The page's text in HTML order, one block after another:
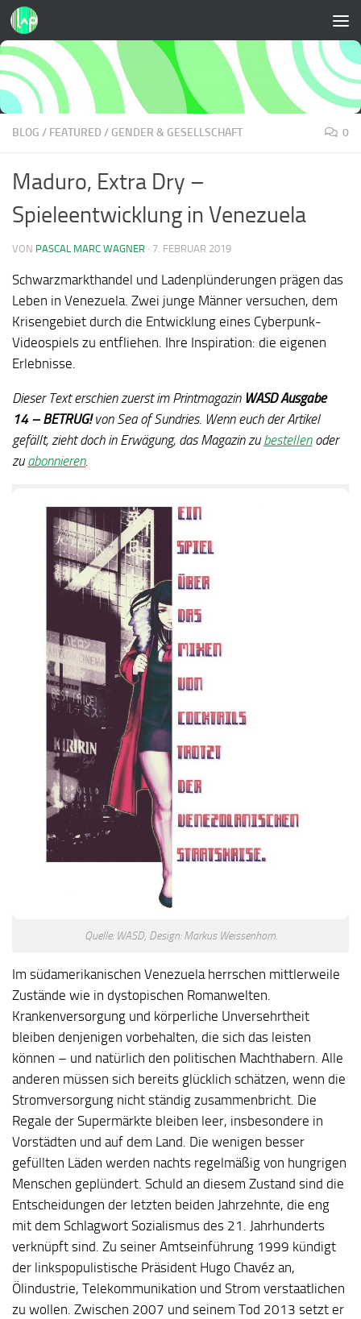
Zum Inhalt springen
BLOG / FEATURED / GENDER & GESELLSCHAFT 0
Maduro, Extra Dry –
Spieleentwicklung in Venezuela
VON PASCAL MARC WAGNER · 7. FEBRUAR 2019
Schwarzmarkthandel und Ladenplünderungen prägen das
Leben in Venezuela. Zwei junge Männer versuchen, dem
Krisengebiet durch die Entwicklung eines Cyberpunk-
Videospiels zu entfliehen. Ihre Inspiration: die eigenen
Erlebnisse.
Dieser Text erschien zuerst im Printmagazin WASD Ausgabe
14 –BETRUG!von Sea of Sundries. Wenn euch der Artikel
gefällt, zieht doch in Erwägung, das Magazin zu bestellenoder
zu abonnieren.
Quelle: WASD, Design: Markus Weissenhorn.
Im südamerikanischen Venezuela herrschen mittlerweile
Zustände wie in dystopischen Romanwelten.
Krankenversorgung und körperliche Unversehrtheit
bleiben denjenigen vorbehalten, die sich das leisten
können – und natürlich den politischen Machthabern. Alle
anderen müssen sich bereits glücklich schätzen, wenn die
Stromversorgung nicht ständig zusammenbricht. Die
Regale der Supermärkte bleiben leer, insbesondere in
Vorstädten und auf dem Land. Die wenigen besser
gefüllten Läden werden nachts regelmäßig von hungrigen
Menschen geplündert. Schuld an diesem Zustand sind die
Entscheidungen der letzten beiden Jahrzehnte, die eng
mit dem Schlagwort Sozialismus des 21. Jahrhunderts
verknüpft sind. Zu seiner Amtseinführung 1999 kündigt
der linkspopulistische Präsident Hugo Chavéz an,
Ölindustrie, Telekommunikation und Strom verstaatlichen
zu wollen. Zwischen 2007 und seinem Tod 2013 setzt er